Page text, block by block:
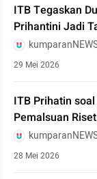
ITB Tegaskan
Prihantini Jadi
29 Mei 2026
ITB Prihatin
Pemalsuan
28 Mei 2026